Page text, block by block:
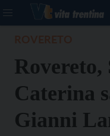
Rovereto,
Caterina
Gianni